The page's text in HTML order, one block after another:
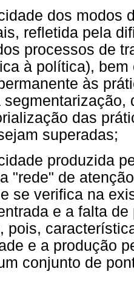
dos modos
refletida pela
processos de
à política),
às
das
superadas;
produzida
"rede" de
se verifica na
e a falta
pois,
e a produção
conjunto de